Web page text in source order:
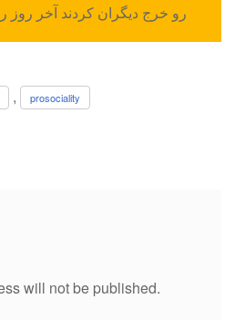
رو خرج دیگران کردند آخر روز
, prosociality
will not be published.